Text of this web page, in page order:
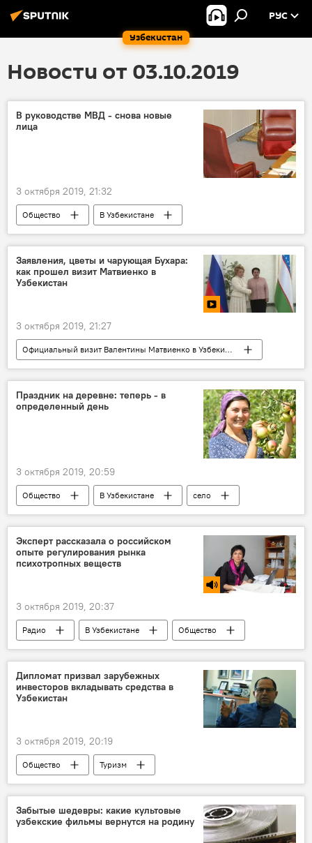
Узбекистан
РУС
Новости от 03.10.2019
В руководстве МВД - снова новые
лица
3 октября 2019, 21:32
Общество
В Узбекистане
МВД Узбекистана
назначения
Узбекистан
Заявления, цветы и чарующая Бухара:
как прошел визит Матвиенко в
Узбекистан
3 октября 2019, 21:27
Официальный визит Валентины Матвиенко в Узбекистан
Видео
Мультимедиа
В Узбекистане
Политика
Праздник на деревне: теперь - в
определенный день
3 октября 2019, 20:59
Общество В Узбекистане
село
Министерство сельского хозяйства Узбекистана
Узбекистан
Эксперт рассказала о российском
опыте регулирования рынка
психотропных веществ
3 октября 2019, 20:37
Радио В Узбекистане Общество
Дипломат призвал зарубежных
инвесторов вкладывать средства в
Узбекистан
3 октября 2019, 20:19
Общество Туризм
Забытые шедевры: какие культовые
узбекские фильмы вернутся на родину